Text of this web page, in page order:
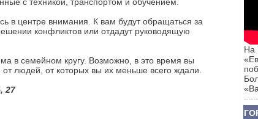
в центре внимания. К вам будут обращаться за
конфликтов или отдадут руководящую
в семейном кругу. Возможно, в это время вы
людей, от которых вы их меньше всего ждали.
27
На